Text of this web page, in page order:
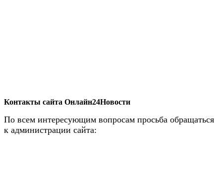
Контакты сайта Онлайн24Новости
По всем интересующим вопросам просьба обращаться
к администрации сайта: